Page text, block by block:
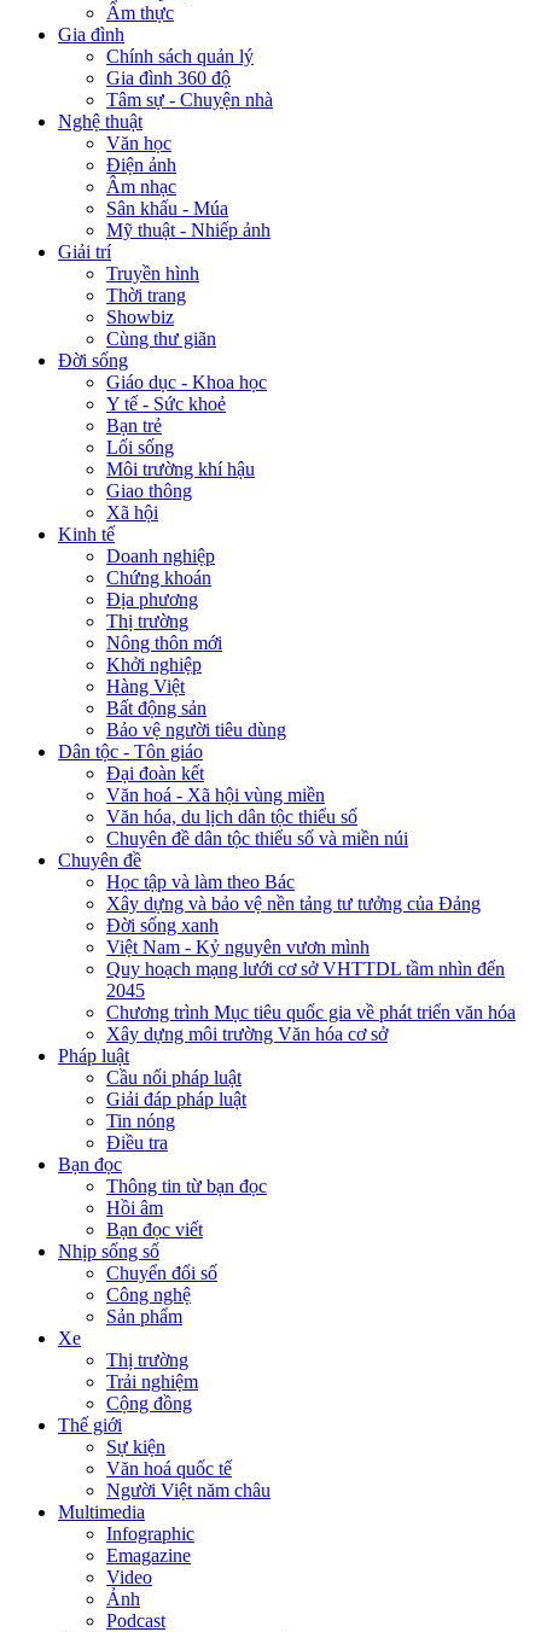
Ẩm thực
Gia đình
Chính sách quản lý
Gia đình 360 độ
Tâm sự - Chuyện nhà
Nghệ thuật
Văn học
Điện ảnh
Âm nhạc
Sân khấu - Múa
Mỹ thuật - Nhiếp ảnh
Giải trí
Truyền hình
Thời trang
Showbiz
Cùng thư giãn
Đời sống
Giáo dục - Khoa học
Y tế - Sức khoẻ
Bạn trẻ
Lối sống
Môi trường khí hậu
Giao thông
Xã hội
Kinh tế
Doanh nghiệp
Chứng khoán
Địa phương
Thị trường
Nông thôn mới
Khởi nghiệp
Hàng Việt
Bất động sản
Bảo vệ người tiêu dùng
Dân tộc - Tôn giáo
Đại đoàn kết
Văn hoá - Xã hội vùng miền
Văn hóa, du lịch dân tộc thiểu số
Chuyên đề dân tộc thiểu số và miền núi
Chuyên đề
Học tập và làm theo Bác
Xây dựng và bảo vệ nền tảng tư tưởng của Đảng
Đời sống xanh
Việt Nam - Kỷ nguyên vươn mình
Quy hoạch mạng lưới cơ sở VHTTDL tầm nhìn đến
2045
Chương trình Mục tiêu quốc gia về phát triển văn hóa
Xây dựng môi trường Văn hóa cơ sở
Pháp luật
Cầu nối pháp luật
Giải đáp pháp luật
Tin nóng
Điều tra
Bạn đọc
Thông tin từ bạn đọc
Hồi âm
Bạn đọc viết
Nhịp sống số
Chuyển đổi số
Công nghệ
Sản phẩm
Xe
Thị trường
Trải nghiệm
Cộng đồng
Thế giới
Sự kiện
Văn hoá quốc tế
Người Việt năm châu
Multimedia
Infographic
Emagazine
Video
Ảnh
Podcast